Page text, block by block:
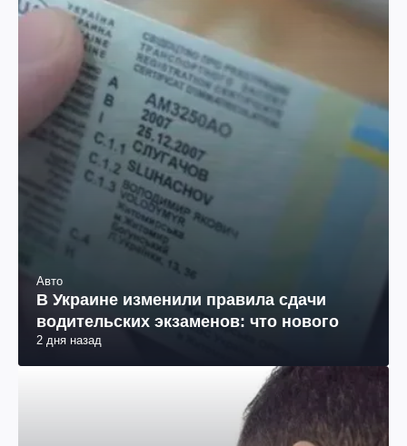
Авто
В Украине изменили правила сдачи
водительских экзаменов: что нового
2 дня назад